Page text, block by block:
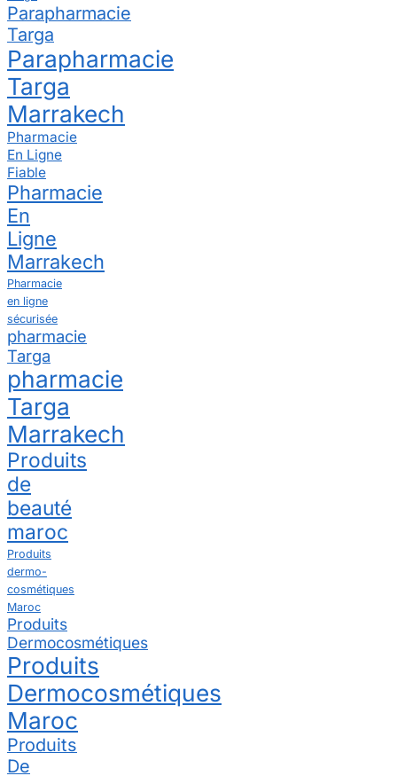
Parapharmacie
Targa
Parapharmacie
Targa
Marrakech
Pharmacie
En Ligne
Fiable
Pharmacie
En
Ligne
Marrakech
Pharmacie
en ligne
sécurisée
pharmacie
Targa
pharmacie
Targa
Marrakech
Produits
de
beauté
maroc
Produits
dermo-
cosmétiques
Maroc
Produits
Dermocosmétiques
Produits
Dermocosmétiques
Maroc
Produits
De